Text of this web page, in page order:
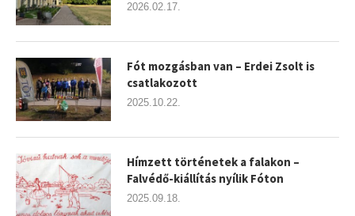
2026.02.17.
Fót mozgásban van – Erdei Zsolt is
csatlakozott
2025.10.22.
Hímzett történetek a falakon –
Falvédő-kiállítás nyílik Fóton
2025.09.18.